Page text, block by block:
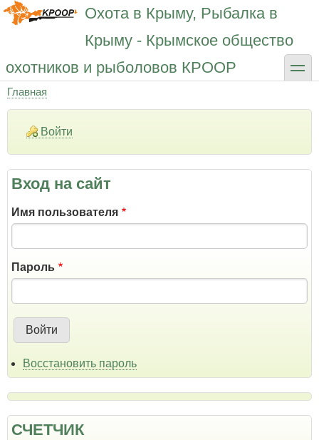
Перейти
Охота в Крыму, Рыбалка в
Крыму - Крымское общество
охотников и рыболовов КРООР
toggle
Строка
навигации
Главная
Войти
Вход на сайт
Имя пользователя
Пароль
Восстановить пароль
СЧЕТЧИК